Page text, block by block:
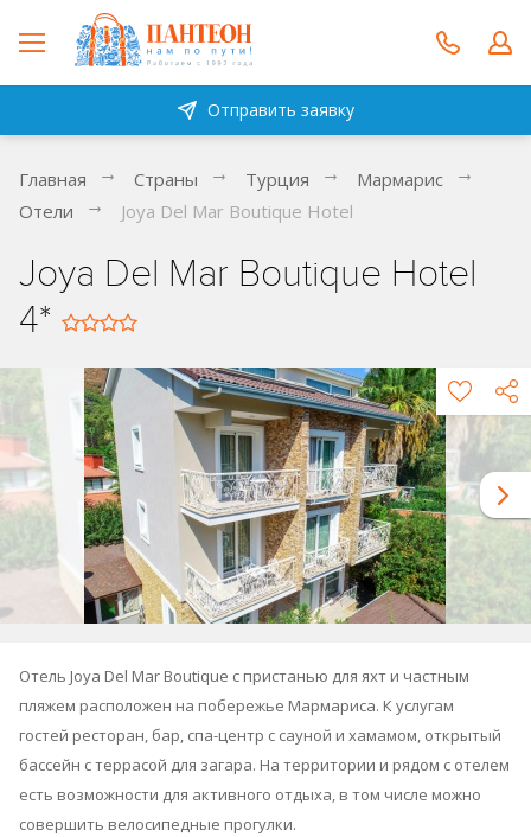
Отправить заявку
Главная Страны Турция
Мармарис
Отели
Joya Del Mar Boutique Hotel
Joya Del Mar Boutique Hotel
4*
Отель Joya Del Mar Boutique с пристанью для яхт и частным
пляжем расположен на побережье Мармариса. К услугам
гостей ресторан, бар, спа-центр с сауной и хамамом, открытый
бассейн с террасой для загара. На территории и рядом с отелем
есть возможности для активного отдыха, в том числе можно
совершить велосипедные прогулки.